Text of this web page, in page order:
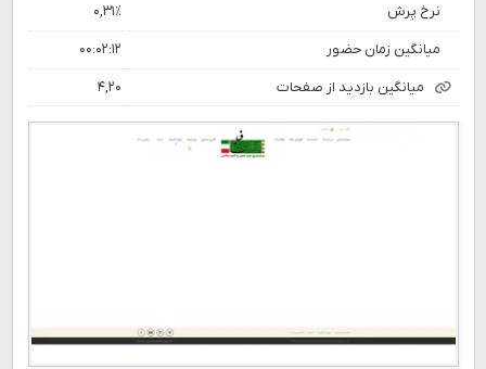
نرخ پرش ۰,۳۱٪
میانگین زمان حضور ۰۰:۰۲:۱۲
میانگین بازدید از صفحات ۴,۲۰